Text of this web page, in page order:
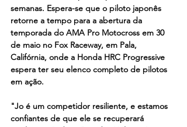
semanas. Espera-se que o piloto japonês
retorne a tempo para a abertura da
temporada do AMA Pro Motocross em 30
de maio no Fox Raceway, em Pala,
Califórnia, onde a Honda HRC Progressive
espera ter seu elenco completo de pilotos
em ação.
"Jo é um competidor resiliente, e estamos
confiantes de que ele se recuperará